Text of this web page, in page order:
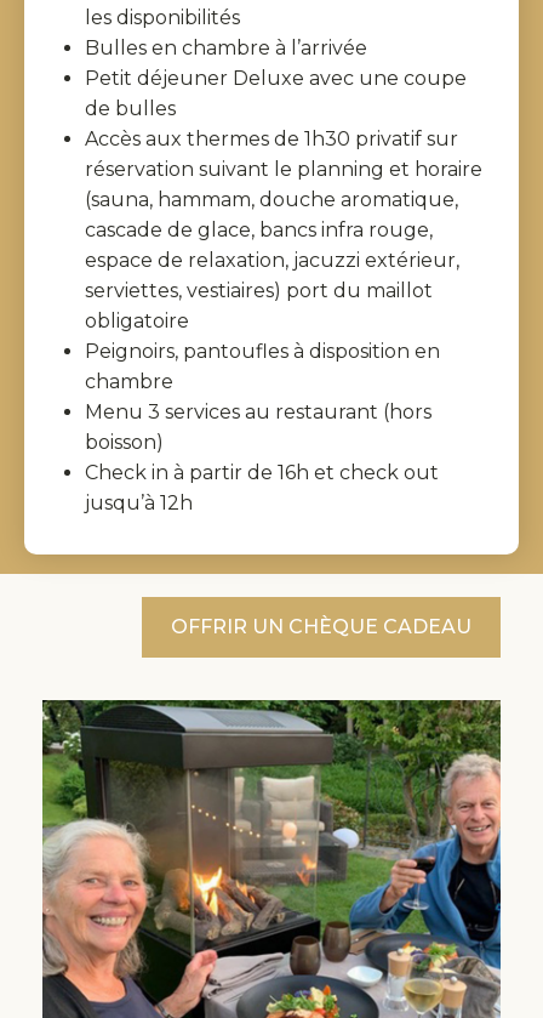
les disponibilités
Bulles en chambre à l’arrivée
Petit déjeuner Deluxe avec une coupe
de bulles
Accès aux thermes de 1h30 privatif sur
réservation suivant le planning et horaire
(sauna, hammam, douche aromatique,
cascade de glace, bancs infra rouge,
espace de relaxation, jacuzzi extérieur,
serviettes, vestiaires) port du maillot
obligatoire
Peignoirs, pantoufles à disposition en
chambre
Menu 3 services au restaurant (hors
boisson)
Check in à partir de 16h et check out
jusqu’à 12h
OFFRIR UN CHÈQUE CADEAU